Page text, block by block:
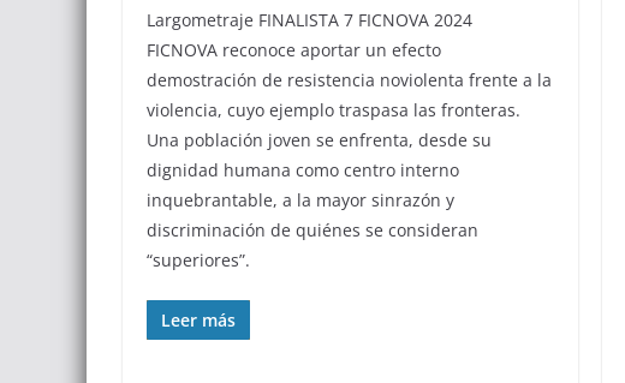
Largometraje FINALISTA 7 FICNOVA 2024
FICNOVA reconoce aportar un efecto
demostración de resistencia noviolenta frente a la
violencia, cuyo ejemplo traspasa las fronteras.
Una población joven se enfrenta, desde su
dignidad humana como centro interno
inquebrantable, a la mayor sinrazón y
discriminación de quiénes se consideran
“superiores”.
Leer más